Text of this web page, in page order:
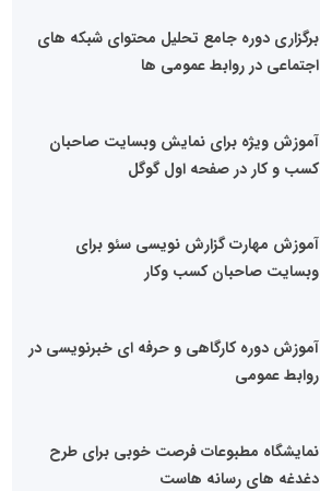
برگزاری دوره جامع تحلیل محتوای شبکه های
اجتماعی در روابط عمومی ها
آموزش ویژه برای نمایش وبسایت صاحبان
کسب و کار در صفحه اول گوگل
آموزش مهارت گزارش نویسی سئو برای
وبسایت صاحبان کسب وکار
آموزش دوره کارگاهی و حرفه ای خبرنویسی در
روابط عمومی
نمایشگاه مطبوعات فرصت خوبی برای طرح
دغدغه های رسانه هاست